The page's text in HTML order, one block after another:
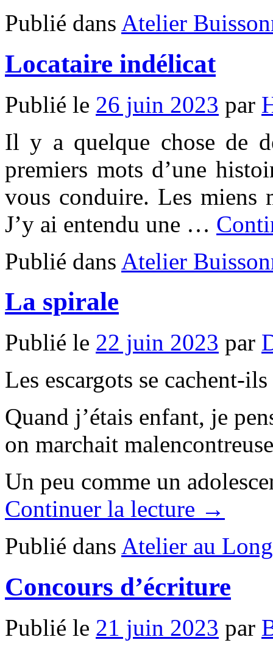
Publié dans Atelier
Locataire indélicat
Publié le 26 juin 2023 par
Il y a quelque chose de
premiers mots d’une
vous conduire. Les miens
J’y ai entendu une …
Publié dans Atelier
La spirale
Publié le 22 juin 2023 par
Les escargots se cachent-
Quand j’étais enfant, je
on marchait
Un peu comme un
Continuer la lecture →
Publié dans Atelier au
Concours d’écriture
Publié le 21 juin 2023 par